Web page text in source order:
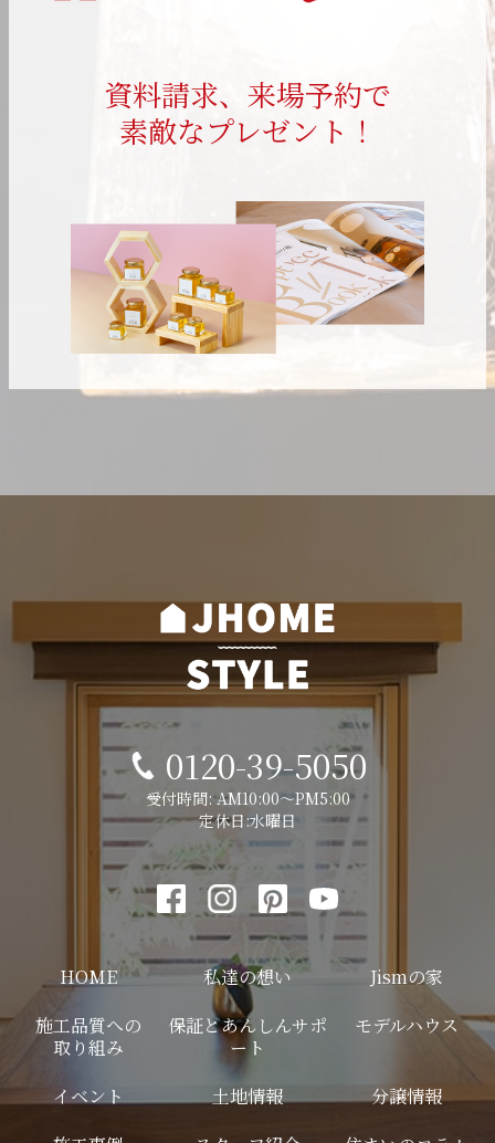
資料請求、来場予約で
素敵なプレゼント！
0120-39-5050
受付時間: AM10:00～PM5:00
定休日:水曜日
HOME 私達の想い
Jismの家
施工品質への
取り組み
保証とあんしんサポ
ート
モデルハウス
イベント 土地情報
分譲情報